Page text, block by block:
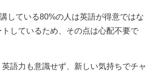
している80%の人は英語が得意ではな
しているため、その点は心配不要で
語力も意識せず、新しい気持ちでチャ